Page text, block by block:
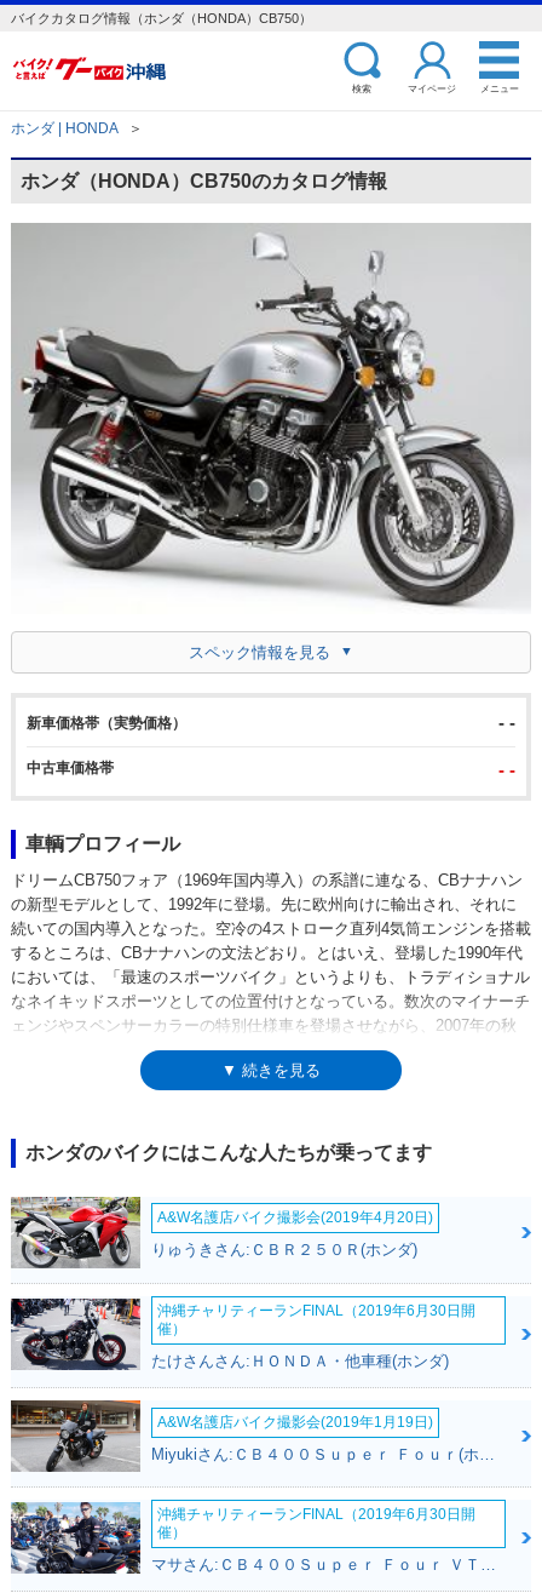
バイクカタログ情報（ホンダ（HONDA）CB750）
検索 マイページ メニュー
ホンダ | HONDA ＞
ホンダ（HONDA）CB750のカタログ情報
スペック情報を見る
新車価格帯（実勢価格） - -
中古車価格帯 - -
車輌プロフィール
ドリームCB750フォア（1969年国内導入）の系譜に連なる、CBナナハン
の新型モデルとして、1992年に登場。先に欧州向けに輸出され、それに
続いての国内導入となった。空冷の4ストローク直列4気筒エンジンを搭載
するところは、CBナナハンの文法どおり。とはいえ、登場した1990年代
においては、「最速のスポーツバイク」というよりも、トラディショナル
なネイキッドスポーツとしての位置付けとなっている。数次のマイナーチ
ェンジやスペンサーカラーの特別仕様車を登場させながら、2007年の秋
に発売された2008モデルを最後に、空冷ナナハンエンジン車としてのモ
デルライフを終えた。
▼ 続きを見る
ホンダのバイクにはこんな人たちが乗ってます
A&W名護店バイク撮影会(2019年4月20日)
りゅうきさん:ＣＢＲ２５０Ｒ(ホンダ)
沖縄チャリティーランFINAL（2019年6月30日開
催）
たけさんさん:ＨＯＮＤＡ・他車種(ホンダ)
A&W名護店バイク撮影会(2019年1月19日)
沖縄チャリティーランFINAL（2019年6月30日開
催）
マサさん:ＣＢ４００Ｓｕｐｅｒ Ｆｏｕｒ ＶＴＥＣ ＳＰＥＣ２(ホンダ)